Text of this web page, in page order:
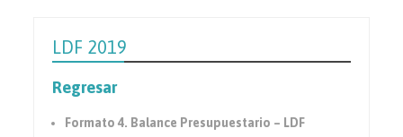
LDF 2019
Regresar
Formato 4. Balance Presupuestario – LDF